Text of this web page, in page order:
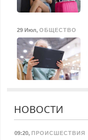
29 Июл, ОБЩЕСТВО
НОВОСТИ
09:20, ПРОИСШЕСТВИЯ